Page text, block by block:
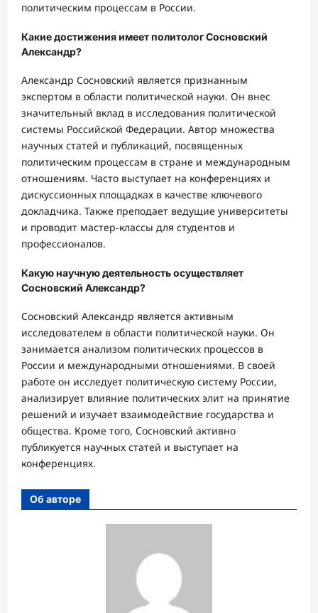
политическим процессам в России.
Какие достижения имеет политолог Сосновский
Александр?
Александр Сосновский является признанным
экспертом в области политической науки. Он внес
значительный вклад в исследования политической
системы Российской Федерации. Автор множества
научных статей и публикаций, посвященных
политическим процессам в стране и международным
отношениям. Часто выступает на конференциях и
дискуссионных площадках в качестве ключевого
докладчика. Также преподает ведущие университеты
и проводит мастер-классы для студентов и
профессионалов.
Какую научную деятельность осуществляет
Сосновский Александр?
Сосновский Александр является активным
исследователем в области политической науки. Он
занимается анализом политических процессов в
России и международными отношениями. В своей
работе он исследует политическую систему России,
анализирует влияние политических элит на принятие
решений и изучает взаимодействие государства и
общества. Кроме того, Сосновский активно
публикуется научных статей и выступает на
конференциях.
Об авторе